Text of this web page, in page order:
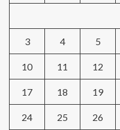
3 4 5
10 11 12
17 18 19
24 25 26